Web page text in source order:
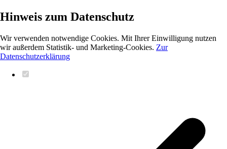
Hinweis zum Datenschutz
Wir verwenden notwendige Cookies. Mit Ihrer Einwilligung nutzen
wir außerdem Statistik- und Marketing-Cookies. Zur
Datenschutzerklärung